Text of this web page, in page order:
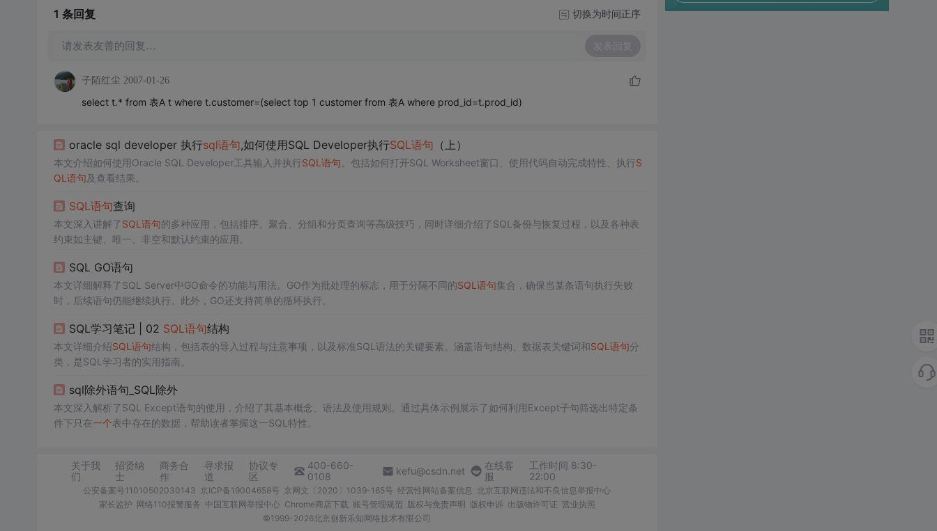
1 条回复 切换为时间正序
请发表友善的回复… 发表回复
子陌红尘 2007-01-26
select t.* from 表A t where t.customer=(select top 1 customer from 表A where prod_id=t.prod_id)
oracle sql developer 执行sql语句,如何使用SQL Developer执行SQL语句 （上）
本文介绍如何使用Oracle SQL Developer工具输入并执行SQL语句 。包括如何打开SQL Worksheet窗口、使用代码自动完成特性、执行S
QL语句及查看结果。
SQL语句查询
本文深入讲解了SQL语句的多种应用，包括排序、聚合、分组和分页查询等高级技巧，同时详细介绍了SQL备份与恢复过程，以及各种表
约束如主键、唯一、非空和默认约束的应用。
SQL GO语句
本文详细解释了SQL Server中GO命令的功能与用法。GO作为批处理的标志，用于分隔不同的SQL语句集合，确保当某条语句执行失败
时，后续语句仍能继续执行。此外，GO还支持简单的循环执行。
SQL学习笔记 | 02 SQL语句结构
本文详细介绍SQL语句结构，包括表的导入过程与注意事项，以及标准SQL语法的关键要素。涵盖语句结构、数据表关键词和SQL语句分
类，是SQL学习者的实用指南。
sql除外语句_SQL除外
本文深入解析了SQL Except语句的使用，介绍了其基本概念、语法及使用规则。通过具体示例展示了如何利用Except子句筛选出特定条
件下只在一个表中存在的数据，帮助读者掌握这一SQL特性。
关于我
们
招贤纳
士
商务合
作
寻求报
道
协议专
区
400-660-
0108
kefu@csdn.net
在线客
服
工作时间 8:30-
22:00
公安备案号11010502030143 京ICP备19004658号 京网文〔2020〕1039-165号 经营性网站备案信息 北京互联网违法和不良信息举报中心
家长监护 网络110报警服务 中国互联网举报中心 Chrome商店下载 账号管理规范 版权与免责声明 版权申诉 出版物许可证 营业执照
©1999-2026北京创新乐知网络技术有限公司